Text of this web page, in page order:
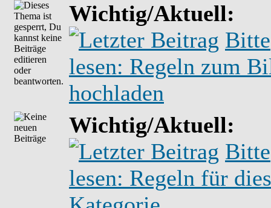
Wichtig/Aktuell:
Bitte
lesen: Regeln zum
hochladen
Wichtig/Aktuell:
Bitte
lesen: Regeln für